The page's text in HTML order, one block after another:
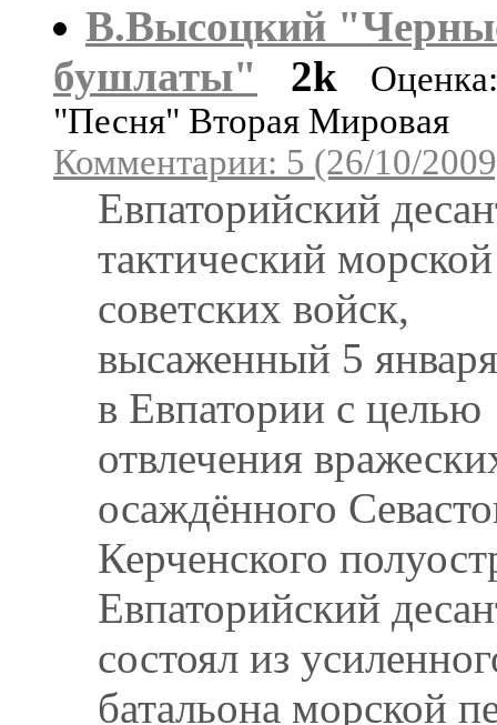
В.Высоцкий
бушлаты"
2k
Оценка:
"Песня" Вторая Мировая
Комментарии: 5 (26/10/
Евпаторийский
тактический
советских войск,
высаженный 5
в Евпатории с целью
отвлечения
осаждённого
Керченского
Евпаторийский
состоял из
батальона морской